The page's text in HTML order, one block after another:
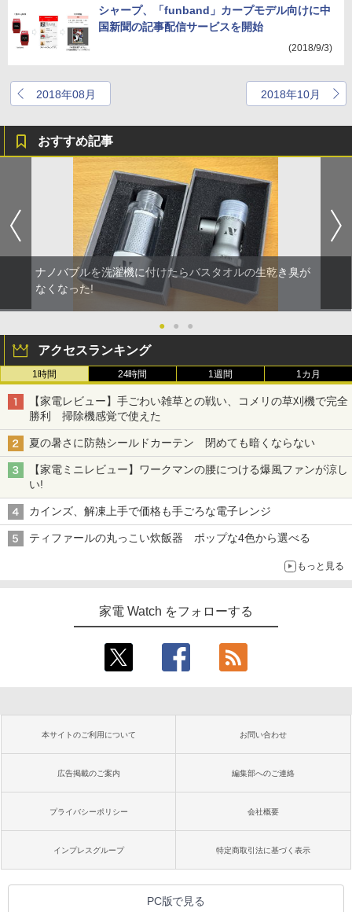
シャープ、「funband」カープモデル向けに中
国新聞の記事配信サービスを開始
(2018/9/3)
2018年08月 2018年10月
おすすめ記事
ナノバブルを洗濯機に付けたらバスタオルの生乾き臭が
なくなった!
● ● ●
アクセスランキング
1時間 24時間 1週間 1カ月
【家電レビュー】手ごわい雑草との戦い、コメリの草刈機で完全
勝利 掃除機感覚で使えた
夏の暑さに防熱シールドカーテン 閉めても暗くならない
【家電ミニレビュー】ワークマンの腰につける爆風ファンが涼し
い!
カインズ、解凍上手で価格も手ごろな電子レンジ
ティファールの丸っこい炊飯器 ポップな4色から選べる
もっと見る
家電 Watch をフォローする
本サイトのご利用について お問い合わせ
広告掲載のご案内 編集部へのご連絡
プライバシーポリシー 会社概要
インプレスグループ 特定商取引法に基づく表示
PC版で見る